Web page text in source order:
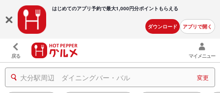
はじめてのアプリ予約で最大1,000円分ポイントもらえる
ダウンロード アプリで開く
戻る マイメニュー
大分駅周辺 ダイニングバー・バル 変更